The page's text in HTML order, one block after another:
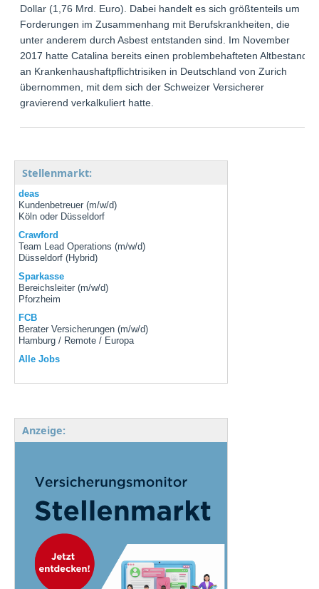
Dollar (1,76 Mrd. Euro). Dabei handelt es sich größtenteils um
Forderungen im Zusammenhang mit Berufskrankheiten, die
unter anderem durch Asbest entstanden sind. Im November
2017 hatte Catalina bereits einen problembehafteten Altbestand
an Krankenhaushaftpflichtrisiken in Deutschland von Zurich
übernommen, mit dem sich der Schweizer Versicherer
gravierend verkalkuliert hatte.
Stellenmarkt:
deas
Kundenbetreuer (m/w/d)
Köln oder Düsseldorf
Crawford
Team Lead Operations (m/w/d)
Düsseldorf (Hybrid)
Sparkasse
Bereichsleiter (m/w/d)
Pforzheim
FCB
Berater Versicherungen (m/w/d)
Hamburg / Remote / Europa
Alle Jobs
Anzeige: